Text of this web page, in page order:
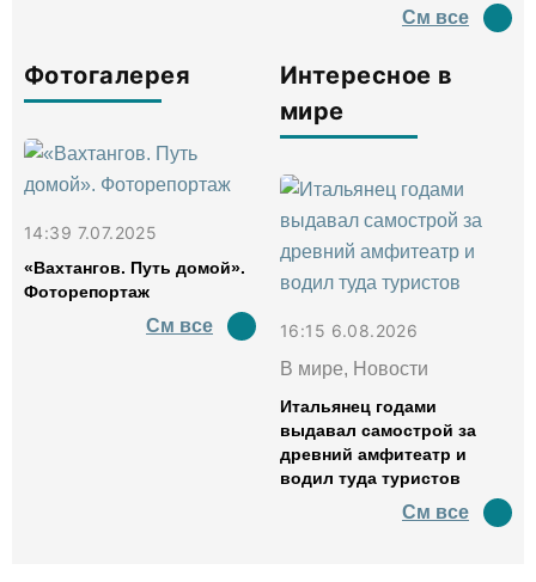
См все
Фотогалерея
14:39 7.07.2025
«Вахтангов. Путь домой».
Фоторепортаж
См все
Интересное в
мире
16:15 6.08.2026
В мире, Новости
Итальянец годами
выдавал самострой за
древний амфитеатр и
водил туда туристов
См все